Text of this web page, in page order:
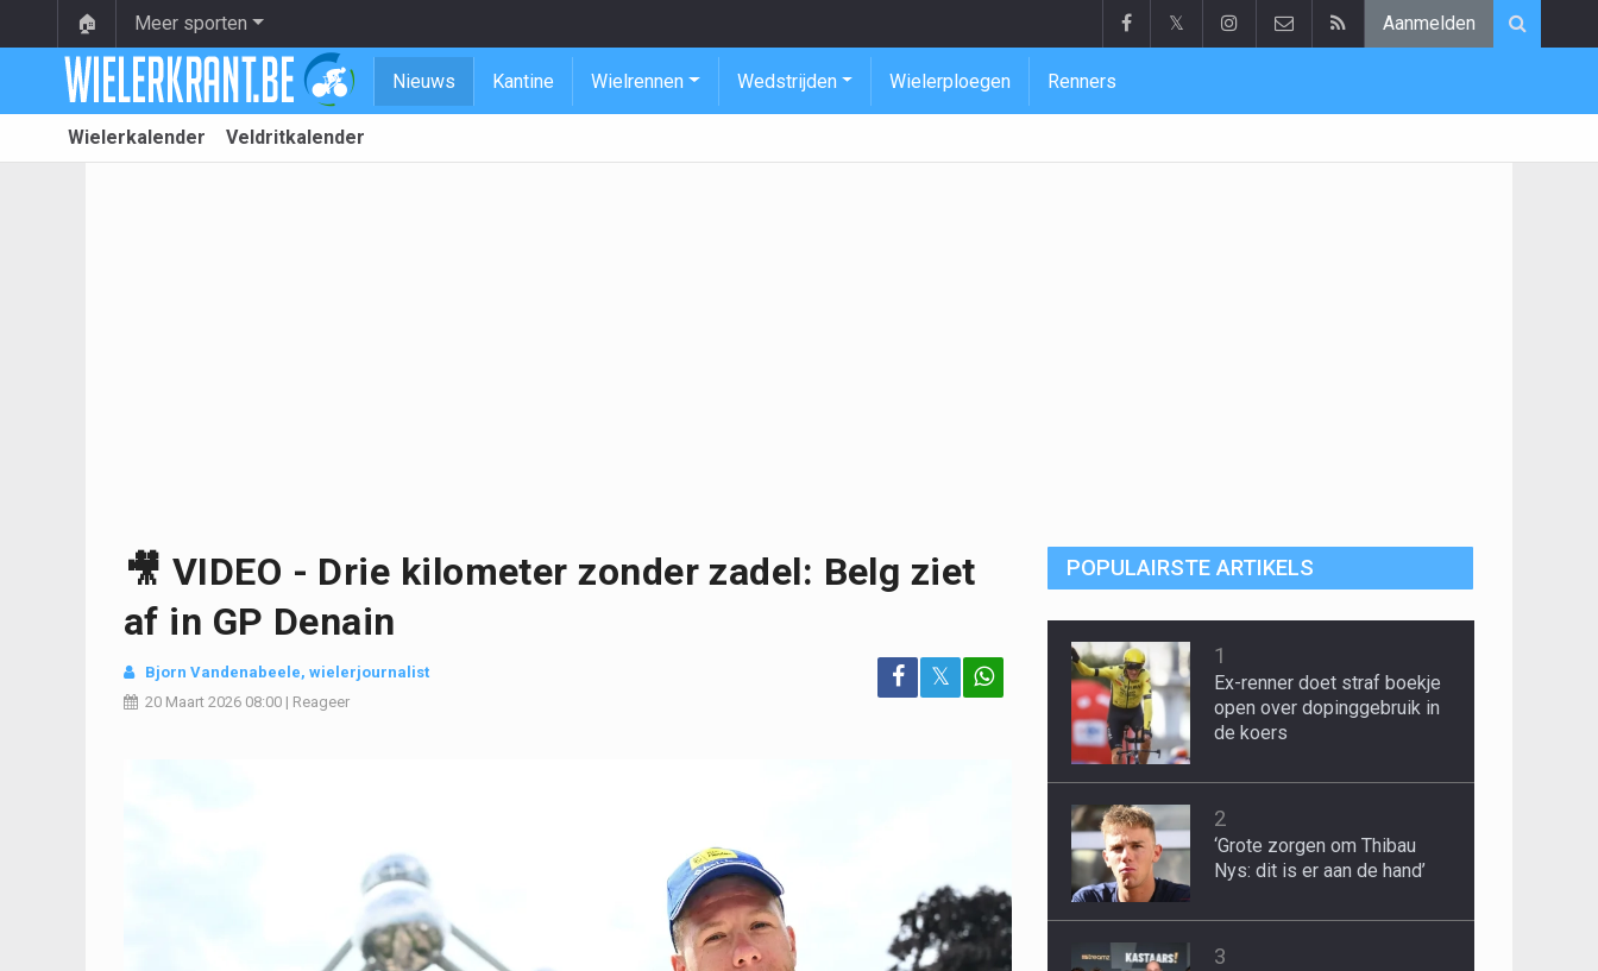
🏠 Meer sporten 𝕏 Aanmelden
Nieuws Kantine Wielrennen Wedstrijden Wielerploegen Renners
Wielerkalender Veldritkalender
🎥 VIDEO - Drie kilometer zonder zadel: Belg ziet
af in GP Denain
Bjorn Vandenabeele, wielerjournalist
20 Maart 2026 08:00 | Reageer
𝕏
POPULAIRSTE ARTIKELS
1
Ex-renner doet straf boekje
open over dopinggebruik in
de koers
2
‘Grote zorgen om Thibau
Nys: dit is er aan de hand’
3